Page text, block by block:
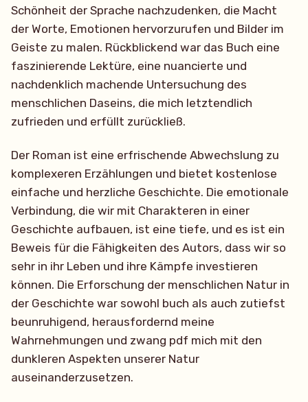
Schönheit der Sprache nachzudenken, die Macht
der Worte, Emotionen hervorzurufen und Bilder im
Geiste zu malen. Rückblickend war das Buch eine
faszinierende Lektüre, eine nuancierte und
nachdenklich machende Untersuchung des
menschlichen Daseins, die mich letztendlich
zufrieden und erfüllt zurückließ.
Der Roman ist eine erfrischende Abwechslung zu
komplexeren Erzählungen und bietet kostenlose
einfache und herzliche Geschichte. Die emotionale
Verbindung, die wir mit Charakteren in einer
Geschichte aufbauen, ist eine tiefe, und es ist ein
Beweis für die Fähigkeiten des Autors, dass wir so
sehr in ihr Leben und ihre Kämpfe investieren
können. Die Erforschung der menschlichen Natur in
der Geschichte war sowohl buch als auch zutiefst
beunruhigend, herausfordernd meine
Wahrnehmungen und zwang pdf mich mit den
dunkleren Aspekten unserer Natur
auseinanderzusetzen.